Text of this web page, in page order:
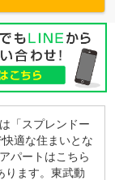
「スプレンドー
適な住まいとな
パートはこちら
ります。東武動